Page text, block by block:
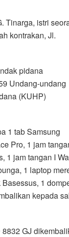
Tinarga, istri
kontrakan, Jl.
pidana
Undang-undang
(KUHP)
1 tab Samsung
Pro, 1 jam
1 jam tangan I
1 laptop
1
kepada
GJ